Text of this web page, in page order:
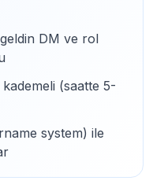
DM ve rol
(saatte 5-
system) ile